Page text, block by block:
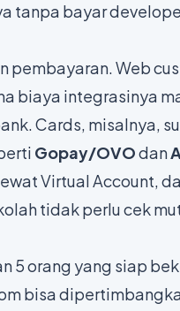
tanpa bayar
pembayaran. Web
biaya integrasinya
Cards, misalnya,
Gopay/OVOdan
Virtual Account,
tidak perlu cek
5 orang yang siap
bisa